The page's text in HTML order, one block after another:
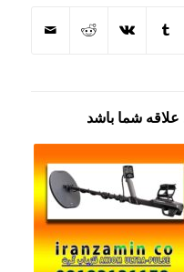
علاقه شما باشد